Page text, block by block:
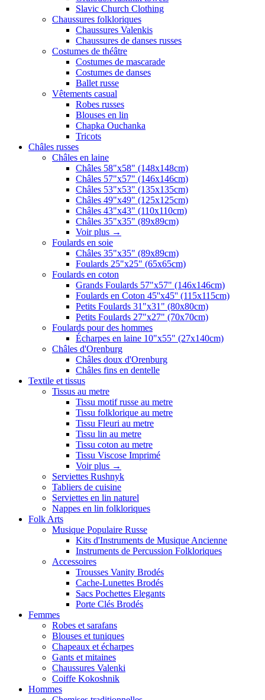
Slavic Church Clothing
Chaussures folkloriques
Chaussures Valenkis
Chaussures de danses russes
Costumes de théâtre
Costumes de mascarade
Costumes de danses
Ballet russe
Vêtements casual
Robes russes
Blouses en lin
Chapka Ouchanka
Tricots
Châles russes
Châles en laine
Châles 58"x58" (148x148cm)
Châles 57"x57" (146x146cm)
Châles 53"x53" (135x135cm)
Châles 49"x49" (125x125cm)
Châles 43"x43" (110x110cm)
Châles 35"x35" (89x89cm)
Voir plus →
Foulards en soie
Châles 35"x35" (89x89cm)
Foulards 25"x25" (65x65cm)
Foulards en coton
Grands Foulards 57"x57" (146x146cm)
Foulards en Coton 45''x45'' (115x115cm)
Petits Foulards 31"x31" (80x80cm)
Petits Foulards 27"x27" (70x70cm)
Foulards pour des hommes
Écharpes en laine 10"x55" (27x140cm)
Châles d'Orenburg
Châles doux d'Orenburg
Châles fins en dentelle
Textile et tissus
Tissus au metre
Tissu motif russe au metre
Tissu folklorique au metre
Tissu Fleuri au metre
Tissu lin au metre
Tissu coton au metre
Tissu Viscose Imprimé
Voir plus →
Serviettes Rushnyk
Tabliers de cuisine
Serviettes en lin naturel
Nappes en lin folkloriques
Folk Arts
Musique Populaire Russe
Kits d'Instruments de Musique Ancienne
Instruments de Percussion Folkloriques
Accessoires
Trousses Vanity Brodés
Cache-Lunettes Brodés
Sacs Pochettes Elegants
Porte Clés Brodés
Femmes
Robes et sarafans
Blouses et tuniques
Chapeaux et écharpes
Gants et mitaines
Chaussures Valenki
Coiffe Kokoshnik
Hommes